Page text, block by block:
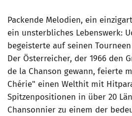
Packende Melodien, ein
ein unsterbliches Lebenswerk:
begeisterte auf seinen
Der Österreicher, der 1966 den
de la Chanson gewann, feierte
Chérie" einen Welthit mit
Spitzenpositionen in über 20
Chansonnier zu einem der